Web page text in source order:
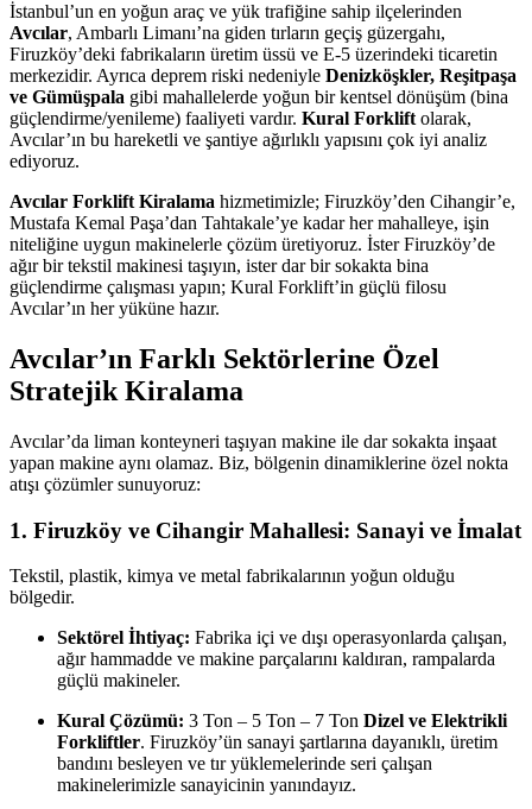
İstanbul’un en yoğun araç ve yük trafiğine sahip ilçelerinden
Avcılar, Ambarlı Limanı’na giden tırların geçiş güzergahı,
Firuzköy’deki fabrikaların üretim üssü ve E-5 üzerindeki ticaretin
merkezidir. Ayrıca deprem riski nedeniyle Denizköşkler, Reşitpaşa
ve Gümüşpala gibi mahallelerde yoğun bir kentsel dönüşüm (bina
güçlendirme/yenileme) faaliyeti vardır. Kural Forklift olarak,
Avcılar’ın bu hareketli ve şantiye ağırlıklı yapısını çok iyi analiz
ediyoruz.
Avcılar Forklift Kiralama hizmetimizle; Firuzköy’den Cihangir’e,
Mustafa Kemal Paşa’dan Tahtakale’ye kadar her mahalleye, işin
niteliğine uygun makinelerle çözüm üretiyoruz. İster Firuzköy’de
ağır bir tekstil makinesi taşıyın, ister dar bir sokakta bina
güçlendirme çalışması yapın; Kural Forklift’in güçlü filosu
Avcılar’ın her yüküne hazır.
Avcılar’ın Farklı Sektörlerine Özel
Stratejik Kiralama
Avcılar’da liman konteyneri taşıyan makine ile dar sokakta inşaat
yapan makine aynı olamaz. Biz, bölgenin dinamiklerine özel nokta
atışı çözümler sunuyoruz:
1. Firuzköy ve Cihangir Mahallesi: Sanayi ve İmalat
Tekstil, plastik, kimya ve metal fabrikalarının yoğun olduğu
bölgedir.
Sektörel İhtiyaç: Fabrika içi ve dışı operasyonlarda çalışan,
ağır hammadde ve makine parçalarını kaldıran, rampalarda
güçlü makineler.
Kural Çözümü: 3 Ton – 5 Ton – 7 Ton Dizel ve Elektrikli
Forkliftler. Firuzköy’ün sanayi şartlarına dayanıklı, üretim
bandını besleyen ve tır yüklemelerinde seri çalışan
makinelerimizle sanayicinin yanındayız.